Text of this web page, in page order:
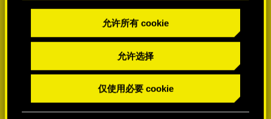
允许所有 cookie
允许选择
仅使用必要 cookie